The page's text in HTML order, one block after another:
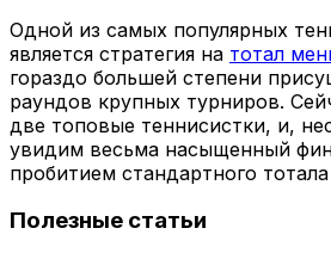
Одной из самых популярных
является стратегия на тотал
гораздо большей степени
раундов крупных турниров.
две топовые теннисистки, и,
увидим весьма насыщенный
пробитием стандартного
Полезные статьи